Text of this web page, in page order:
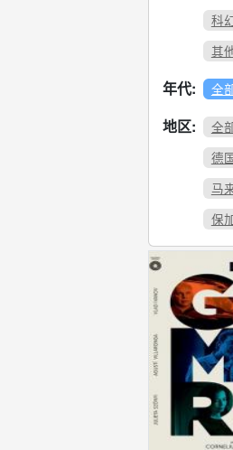
科
其
年代: 全
地区: 全
德
马
保